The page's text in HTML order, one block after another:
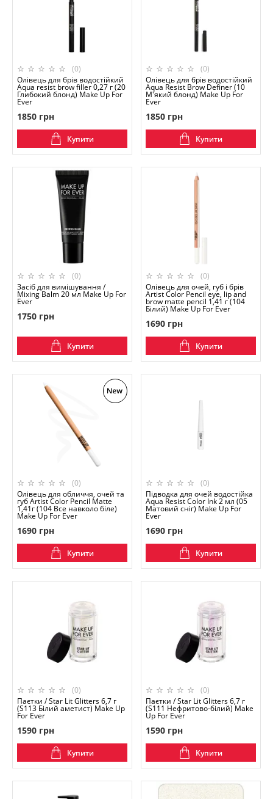
(0)
Олівець для брів водостійкий
Aqua resist brow filler 0,27 г (20
Глибокий блонд) Make Up For
Ever
1850 грн
Купити
(0)
Олівець для брів водостійкий
Aqua Resist Brow Definer (10
М'який блонд) Make Up For
Ever
1850 грн
Купити
(0)
Засіб для вимішування /
Mixing Balm 20 мл Make Up For
Ever
1750 грн
Купити
(0)
Олівець для очей, губ і брів
Artist Color Pencil eye, lip and
brow matte pencil 1,41 г (104
Білий) Make Up For Ever
1690 грн
Купити
(0)
Олівець для обличчя, очей та
губ Artist Color Pencil Matte
1,41г (104 Все навколо біле)
Make Up For Ever
1690 грн
Купити
(0)
Підводка для очей водостійка
Aqua Resist Color Ink 2 мл (05
Матовий сніг) Make Up For
Ever
1690 грн
Купити
(0)
Паєтки / Star Lit Glitters 6,7 г
(S113 Білий аметист) Make Up
For Ever
1590 грн
Купити
(0)
Паєтки / Star Lit Glitters 6,7 г
(S111 Нефритово-білий) Make
Up For Ever
1590 грн
Купити